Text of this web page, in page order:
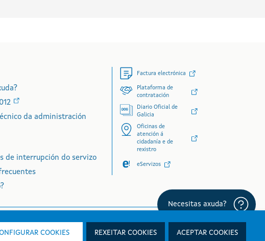
da administración
de interrupción do servizo
Factura electrónica
Plataforma de
contratación
Diario Oficial de
Galicia
Oficinas de
atención á
cidadanía e de
rexistro
eServizos
COOKIES REXEITAR COOKIES ACEPTAR COOKIES